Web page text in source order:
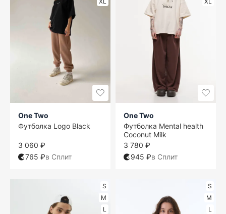
One Two
Футболка Logo Black
3 060 ₽
765 ₽в Сплит
One Two
Футболка Mental health
Coconut Milk
3 780 ₽
945 ₽в Сплит
S
M
L
S
M
L